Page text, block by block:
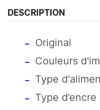
DESCRIPTION
Original
Couleurs
Type
Type